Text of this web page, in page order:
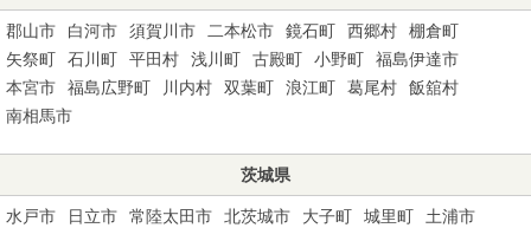
郡山市 白河市 須賀川市 二本松市 鏡石町 西郷村
棚倉町
矢祭町
石川町 平田村 浅川町 古殿町 小野町
福島伊達市
本宮市
福島広野町 川内村 双葉町 浪江町 葛尾村
飯舘村
南相馬市
茨城県
水戸市 日立市 常陸太田市 北茨城市 大子町 城里町
土浦市